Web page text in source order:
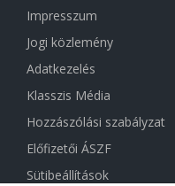
Impresszum
Jogi közlemény
Adatkezelés
Klasszis Média
Hozzászólási szabályzat
Előfizetői ÁSZF
Sütibeállítások